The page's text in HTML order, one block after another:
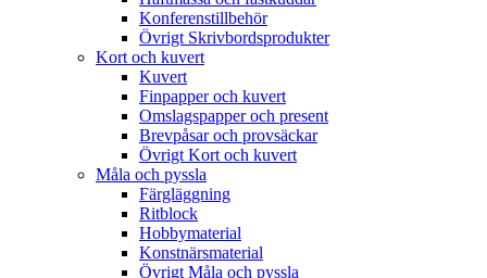
Konferenstillbehör
Övrigt Skrivbordsprodukter
Kort och kuvert
Kuvert
Finpapper och kuvert
Omslagspapper och present
Brevpåsar och provsäckar
Övrigt Kort och kuvert
Måla och pyssla
Färgläggning
Ritblock
Hobbymaterial
Konstnärsmaterial
Övrigt Måla och pyssla